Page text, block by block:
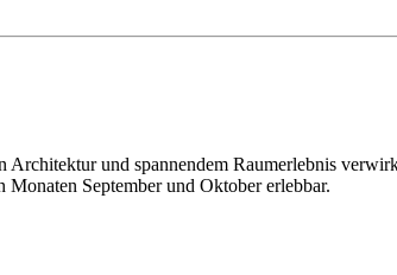
Architektur und spannendem Raumerlebnis
September und Oktober erlebbar.